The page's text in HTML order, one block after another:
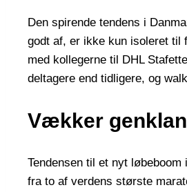
Den spirende tendens i
godt af, er ikke kun isoleret til
med kollegerne til DHL
deltagere end tidligere, og
Vækker
Tendensen til et nyt
fra to af verdens største